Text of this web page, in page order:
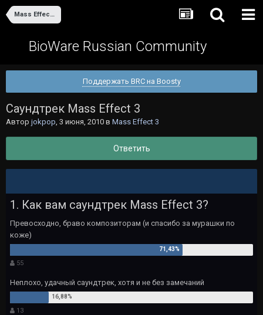
Mass Effect 3
BioWare Russian Community
Поддержать BRC на Boosty
Саундтрек Mass Effect 3
Автор jokpop, 3 июня, 2010 в Mass Effect 3
Ответить
1. Как вам саундтрек Mass Effect 3?
Превосходно, браво композиторам (и спасибо за мурашки по
коже)
55
Неплохо, удачный саундтрек, хотя и не без замечаний
13